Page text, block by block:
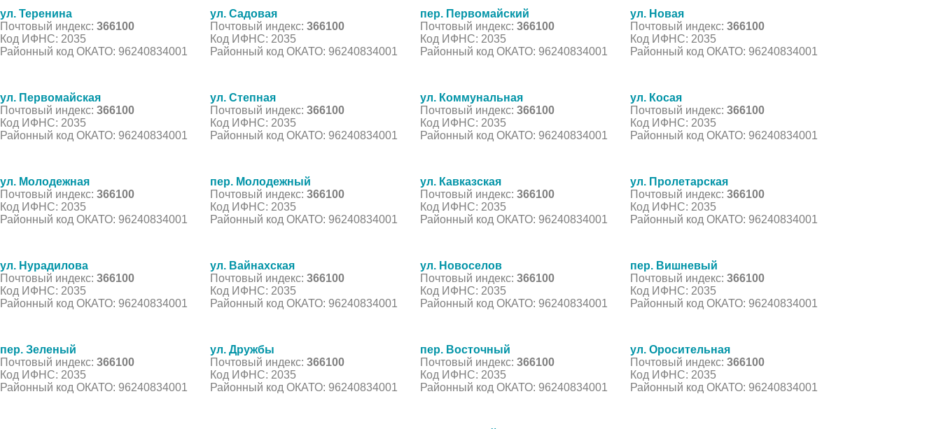
ул. Теренина
Почтовый индекс: 366100
Код ИФНС: 2035
Районный код ОКАТО: 96240834001
ул. Садовая
Почтовый индекс: 366100
Код ИФНС: 2035
Районный код ОКАТО: 96240834001
пер. Первомайский
Почтовый индекс: 366100
Код ИФНС: 2035
Районный код ОКАТО: 96240834001
ул. Новая
Почтовый индекс: 366100
Код ИФНС: 2035
Районный код ОКАТО: 96240834001
ул. Первомайская
Почтовый индекс: 366100
Код ИФНС: 2035
Районный код ОКАТО: 96240834001
ул. Степная
Почтовый индекс: 366100
Код ИФНС: 2035
Районный код ОКАТО: 96240834001
ул. Коммунальная
Почтовый индекс: 366100
Код ИФНС: 2035
Районный код ОКАТО: 96240834001
ул. Косая
Почтовый индекс: 366100
Код ИФНС: 2035
Районный код ОКАТО: 96240834001
ул. Молодежная
Почтовый индекс: 366100
Код ИФНС: 2035
Районный код ОКАТО: 96240834001
пер. Молодежный
Почтовый индекс: 366100
Код ИФНС: 2035
Районный код ОКАТО: 96240834001
ул. Кавказская
Почтовый индекс: 366100
Код ИФНС: 2035
Районный код ОКАТО: 96240834001
ул. Пролетарская
Почтовый индекс: 366100
Код ИФНС: 2035
Районный код ОКАТО: 96240834001
ул. Нурадилова
Почтовый индекс: 366100
Код ИФНС: 2035
Районный код ОКАТО: 96240834001
ул. Вайнахская
Почтовый индекс: 366100
Код ИФНС: 2035
Районный код ОКАТО: 96240834001
ул. Новоселов
Почтовый индекс: 366100
Код ИФНС: 2035
Районный код ОКАТО: 96240834001
пер. Вишневый
Почтовый индекс: 366100
Код ИФНС: 2035
Районный код ОКАТО: 96240834001
пер. Зеленый
Почтовый индекс: 366100
Код ИФНС: 2035
Районный код ОКАТО: 96240834001
ул. Дружбы
Почтовый индекс: 366100
Код ИФНС: 2035
Районный код ОКАТО: 96240834001
пер. Восточный
Почтовый индекс: 366100
Код ИФНС: 2035
Районный код ОКАТО: 96240834001
ул. Оросительная
Почтовый индекс: 366100
Код ИФНС: 2035
Районный код ОКАТО: 96240834001